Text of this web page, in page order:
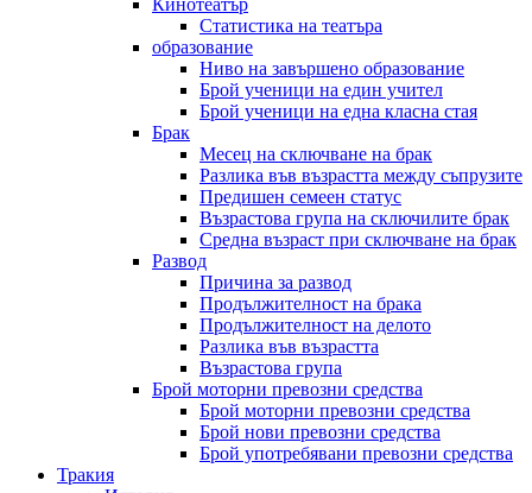
Кинотеатър
Статистика на театъра
образование
Ниво на завършено образование
Брой ученици на един учител
Брой ученици на една класна стая
Брак
Месец на сключване на брак
Разлика във възрастта между съпрузите
Предишен семеен статус
Възрастова група на сключилите брак
Средна възраст при сключване на брак
Развод
Причина за развод
Продължителност на брака
Продължителност на делото
Разлика във възрастта
Възрастова група
Брой моторни превозни средства
Брой моторни превозни средства
Брой нови превозни средства
Брой употребявани превозни средства
Тракия